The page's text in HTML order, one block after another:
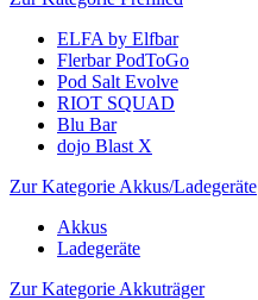
ELFA by Elfbar
Flerbar PodToGo
Pod Salt Evolve
RIOT SQUAD
Blu Bar
dojo Blast X
Zur Kategorie Akkus/Ladegeräte
Akkus
Ladegeräte
Zur Kategorie Akkuträger